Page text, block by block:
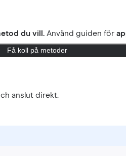
du vill. Använd guiden för
Få koll på metoder
anslut direkt.